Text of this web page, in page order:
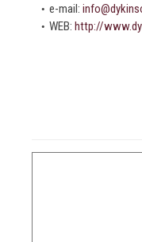
e-mail:
WEB:http://